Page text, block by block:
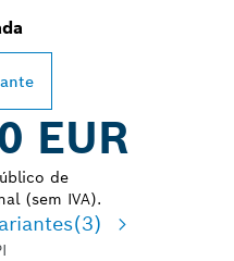
EUR
de
(sem IVA).
(3)